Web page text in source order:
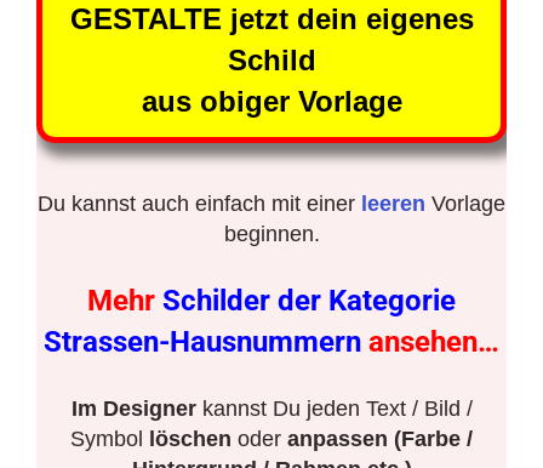
GESTALTE jetzt dein eigenes
Schild
aus obiger Vorlage
Du kannst auch einfach mit einer leeren Vorlage
beginnen.
Mehr Schilder der Kategorie
Strassen-Hausnummern ansehen…
Im Designerkannst Du jeden Text / Bild /
Symbol löschen oder anpassen (Farbe /